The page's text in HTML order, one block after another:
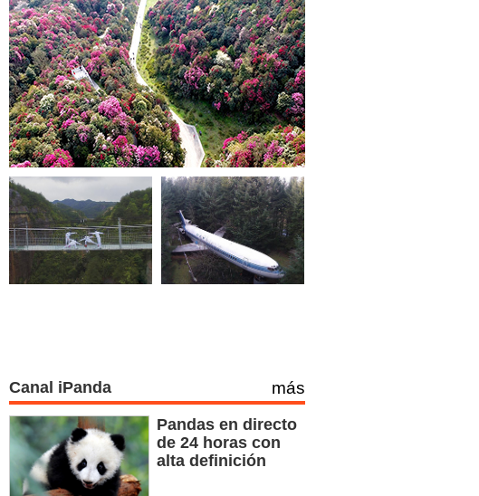
Canal iPanda más
Pandas en directo
de 24 horas con
alta definición